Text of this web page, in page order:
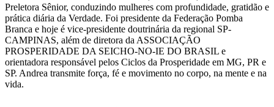
Preletora Sênior, conduzindo mulheres com profundidade, gratidão e
prática diária da Verdade. Foi presidente da Federação Pomba
Branca e hoje é vice-presidente doutrinária da regional SP-
CAMPINAS, além de diretora da ASSOCIAÇÃO
PROSPERIDADE DA SEICHO-NO-IE DO BRASIL e
orientadora responsável pelos Ciclos da Prosperidade em MG, PR e
SP. Andrea transmite força, fé e movimento no corpo, na mente e na
vida.